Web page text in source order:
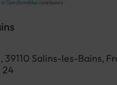
©OpenStreetMapcontributors
39110 Salins-les-Bains,
24